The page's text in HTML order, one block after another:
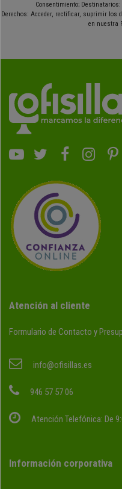
Consentimiento;
Derechos: Acceder, rectificar, suprimir los
en nuestra
Atención al cliente
Formulario de Contacto y
info@ofisillas.es
946 57 57 06
Atención Telefónica: De
Información corporativa